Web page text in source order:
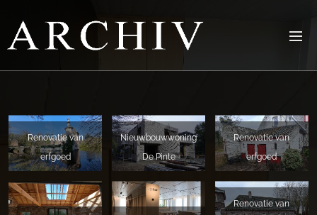
Renovatie van
erfgoed
Nieuwbouwwoning
De Pinte
Renovatie van
erfgoed
Renovatie van